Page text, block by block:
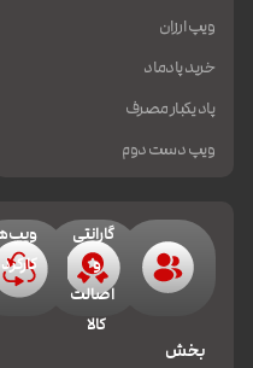
ویپ ارزان
خرید پادماد
پاد یکبار مصرف
ویپ دست دوم
بخش
گارانتی
و
اصالت
کالا